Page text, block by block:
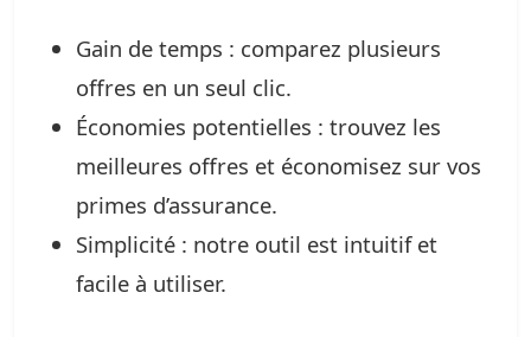
Gain de temps : comparez plusieurs
offres en un seul clic.
Économies potentielles : trouvez les
meilleures offres et économisez sur vos
primes d’assurance.
Simplicité : notre outil est intuitif et
facile à utiliser.